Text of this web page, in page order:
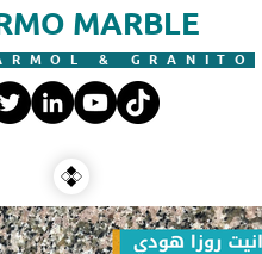
MARBLE
& GRANITO